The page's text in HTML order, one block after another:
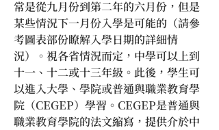
常是從九月份到第二年的六月份，但是
某些情況下一月份入學是可能的（請參
考圖表部份瞭解入學日期的詳細情
況）。視各省情況而定，中學可以上到
十一、十二或十三年級。此後，學生可
以進入大學、學院或普通與職業教育學
院（CEGEP）學習。CEGEP是普通與
職業教育學院的法文縮寫，提供介於中